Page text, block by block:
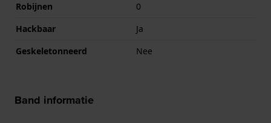
Robijnen
0
Hackbaar
Ja
Geskeletonneerd
Nee
Band informatie